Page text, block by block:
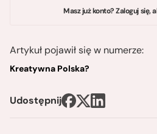
Masz już konto? Zaloguj się,
Artykuł pojawił się w numerze:
Kreatywna Polska?
Udostępnij